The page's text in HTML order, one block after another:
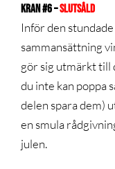
KRAN #6 –SLUTSÅLD
Inför den
sammansättning
gör sig utmärkt till
du inte kan poppa
delen spara dem)
en smula
julen.